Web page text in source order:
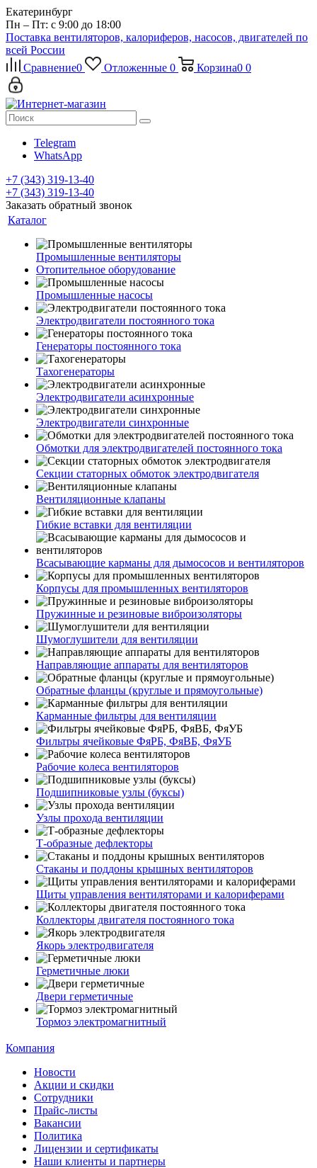
Екатеринбург
Пн – Пт: с 9:00 до 18:00
Поставка вентиляторов, калориферов, насосов, двигателей по
всей России
Сравнение0 Отложенные 0 Корзина0 0
Telegram
WhatsApp
+7 (343) 319-13-40
+7 (343) 319-13-40
Заказать обратный звонок
Каталог
Промышленные вентиляторы
Отопительное оборудование
Промышленные насосы
Электродвигатели постоянного тока
Генераторы постоянного тока
Тахогенераторы
Электродвигатели асинхронные
Электродвигатели синхронные
Обмотки для электродвигателей постоянного тока
Секции статорных обмоток электродвигателя
Вентиляционные клапаны
Гибкие вставки для вентиляции
Всасывающие карманы для дымососов и вентиляторов
Корпусы для промышленных вентиляторов
Пружинные и резиновые виброизоляторы
Шумоглушители для вентиляции
Направляющие аппараты для вентиляторов
Обратные фланцы (круглые и прямоугольные)
Карманные фильтры для вентиляции
Фильтры ячейковые ФяРБ, ФяВБ, ФяУБ
Рабочие колеса вентиляторов
Подшипниковые узлы (буксы)
Узлы прохода вентиляции
Т-образные дефлекторы
Стаканы и поддоны крышных вентиляторов
Щиты управления вентиляторами и калориферами
Коллекторы двигателя постоянного тока
Якорь электродвигателя
Герметичные люки
Двери герметичные
Тормоз электромагнитный
Компания
Новости
Акции и скидки
Сотрудники
Прайс-листы
Вакансии
Политика
Лицензии и сертификаты
Наши клиенты и партнеры